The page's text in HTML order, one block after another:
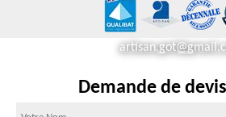
Demande de